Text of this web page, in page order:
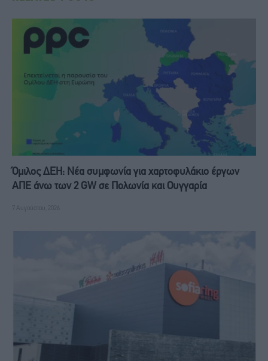
Όμιλος ΔΕΗ: Νέα συμφωνία για χαρτοφυλάκιο έργων
ΑΠΕ άνω των 2 GW σε Πολωνία και Ουγγαρία
7 Αυγούστου, 2026